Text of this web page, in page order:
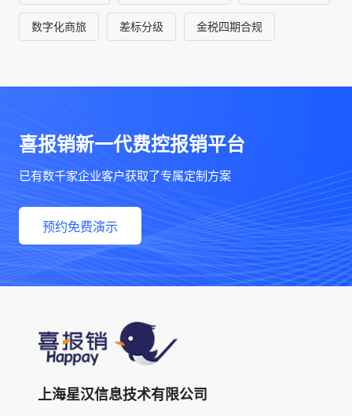
数字化商旅 差标分级 金税四期合规
喜报销新一代费控报销平台
已有数千家企业客户获取了专属定制方案
预约免费演示
上海星汉信息技术有限公司